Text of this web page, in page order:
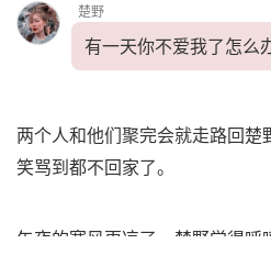
楚野
有一天你不爱我了怎么
两个人和他们聚完会就走路回
笑骂到都不回家了。
午夜的寒风更凉了，楚野觉得